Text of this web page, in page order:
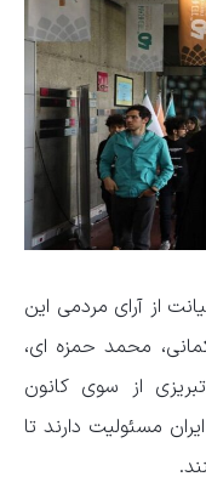
از آرای مردمی این
محمد حمزه ای،
از سوی کانون
مسئولیت دارند تا